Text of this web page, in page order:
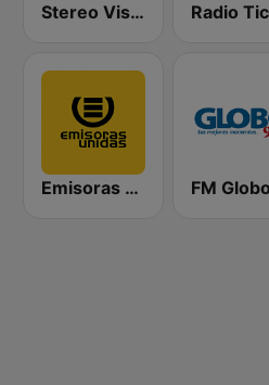
Stereo Visión Guatemala
Emisoras Unidas FM Globo